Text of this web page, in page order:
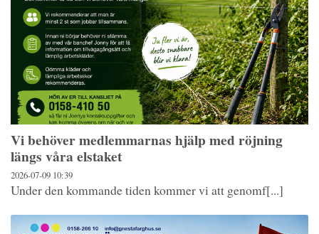
Vi behöver medlemmarnas hjälp med röjning
längs våra elstaket
2026-07-09 10:39
Under den kommande tiden kommer vi att genomf[...]